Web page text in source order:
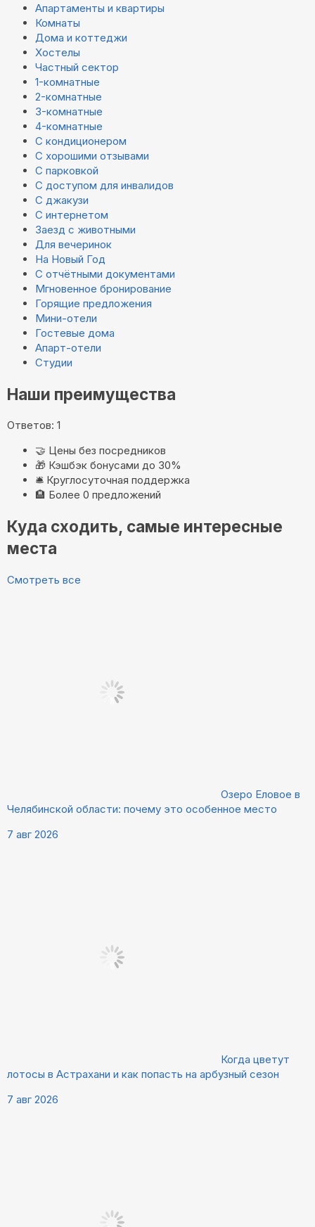
Апартаменты и квартиры
Комнаты
Дома и коттеджи
Хостелы
Частный сектор
1-комнатные
2-комнатные
3-комнатные
4-комнатные
С кондиционером
С хорошими отзывами
С парковкой
С доступом для инвалидов
С джакузи
С интернетом
Заезд с животными
Для вечеринок
На Новый Год
С отчётными документами
Мгновенное бронирование
Горящие предложения
Мини-отели
Гостевые дома
Апарт-отели
Студии
Наши преимущества
Ответов: 1
🤝 Цены без посредников
🎁 Кэшбэк бонусами до 30%
🛎️ Круглосуточная поддержка
🏨 Более 0 предложений
Куда сходить, самые интересные
места
Смотреть все
Озеро Еловое в
Челябинской области: почему это особенное место
7 авг 2026
Когда цветут
лотосы в Астрахани и как попасть на арбузный сезон
7 авг 2026